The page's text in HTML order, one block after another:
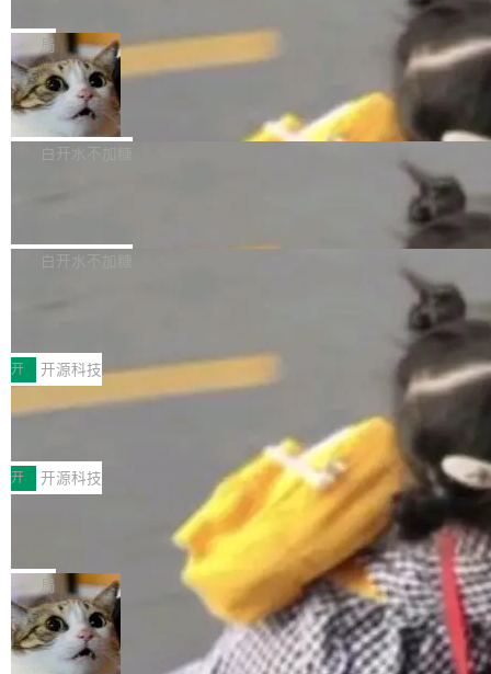
是把这段空隙补上。 回退到任何一次编辑：Delt
aDB 捕获 commit 之间的每一次操作，...
微软同期总资本开支的四成。 与亚马逊、Alpha
bet、微软以及 Meta 等传统科技巨头相比，Spa
ceXAI的资金消耗速度尤为引人瞩目。然而，支
撑庞大支出的资金来源却呈现出截然不同的面
貌。数据显示，微软和 Meta 主要依托充沛的经
一个在终端里运行的编程 agent；Muse Spark
1.2，驱动这个 agent 的新模型。一句话概括：
你可以用 curl -fsSL https://dev.meta.ai/install.
sh | bash 安装一个能在大项目里自动规划、写
代码、验证结果的 AI 终端工具。 据介绍，Muse
个主 agent 循环，外加一组后台 agent。这些后
局
美团开源 LoHoSearch，用知识图谱校
准 AI 能力认知
机器出题的前提，是让机器拥有全局视野。整个
构建流程可以分为四个环节：建图 → 控制难度
白开水不加糖
库，并将作为transport接入Mooncake TENT。
MPComm将作为一种传输引擎接入Mooncake T
ENT，实现零拷贝传输性能提升30%、非零拷贝
传输性能最高提升5倍。UCL-MPComm底层基
于自研UCL-Engine通信引擎，后续腾讯网平将
持续开源更多基于UCL-Engine的高性能通信组
件。 腾讯网平团队在UCL-MPComm中实现了一
个独立于业务线程的全局通信引擎（Engine），
白开水不加糖
型案例入选名单》，深信服“面向企业研发场景的
开源 AI 编程平台 CoStrict 应用”凭借卓越的技术
创新与落地成效成功入选。 全链路私有化部署，
助力企业AI研发安全落地 当前，越来越多企业已
经开始引入 AI Coding 工具，通过调用公有云模
型或企业内部部署模型提升研发效率。但随着 AI
Coding 从个人辅助工具逐步走向团队级、组织
级应用，企业在规模化落地过程中，对安全性、
可控性和代码质量提出了更高要求。 首先是数据
安全与合规要求。对于大多数普通研发场景，公
有云模型能够满足快速试用和效率提升的需求。
但对于金融、能源、医疗等对数据安全要求较...
开 开源科技
深信服AI算力网关入选工信部人工智能
前不久，工业和信息化部正式发布《2025年人工
智能应用典型案例名单》，集中展示人工智能在
各领域的应用成果，覆盖技术底座、行业赋能、
产品应用、支撑保障、专题等五大方向。深信服
AI算力网关（AI创新平台）成功入选！ 随着各行
各业的Agent走向规模化建设，算力构成形态逐
渐丰富，用户关注的重点也在发生变化：不只是
让AI用起来，还要进一步看清混合算力时代下，
Token花在哪里、算力是否被充分利用，以及持
开 开源科技
Jeff Dean 离开 Google：一个时代的结
束，一个实验室的开始
Google 员工编号 20。MapReduce 作者之一。
Bigtable 作者之一。TensorFlow 的作者之一。
Gemini 的架构师。Google 首席科学家。 Jeff D
ean 在 Google 工作了 27 年后，宣布离职。 他
不是一个人走。一同离开的还有 Sanjay Ghema
局
🔥 SolonCode v2026.8.4 发布：界面
字体可调、22 种语言、记忆搜索增强
打开终端就能上岗的全中文编码智能体，这一轮